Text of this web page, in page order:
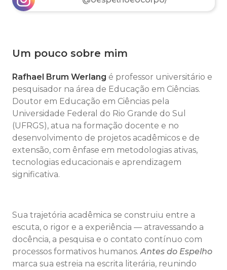
Um pouco sobre mim
Rafhael Brum Werlang é professor universitário e
pesquisador na área de Educação em Ciências.
Doutor em Educação em Ciências pela
Universidade Federal do Rio Grande do Sul
(UFRGS), atua na formação docente e no
desenvolvimento de projetos acadêmicos e de
extensão, com ênfase em metodologias ativas,
tecnologias educacionais e aprendizagem
significativa.
Sua trajetória acadêmica se construiu entre a
escuta, o rigor e a experiência — atravessando a
docência, a pesquisa e o contato contínuo com
processos formativos humanos.Antes do Espelho
marca sua estreia na escrita literária, reunindo